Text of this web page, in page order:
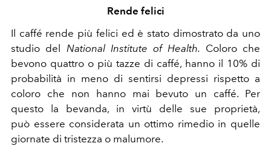
Rende felici
Il caffé rende più felici ed è stato dimostrato da uno
studio del National Institute of Health. Coloro che
bevono quattro o più tazze di caffé, hanno il 10% di
probabilità in meno di sentirsi depressi rispetto a
coloro che non hanno mai bevuto un caffé. Per
questo la bevanda, in virtù delle sue proprietà,
può essere considerata un ottimo rimedio in quelle
giornate di tristezza o malumore.